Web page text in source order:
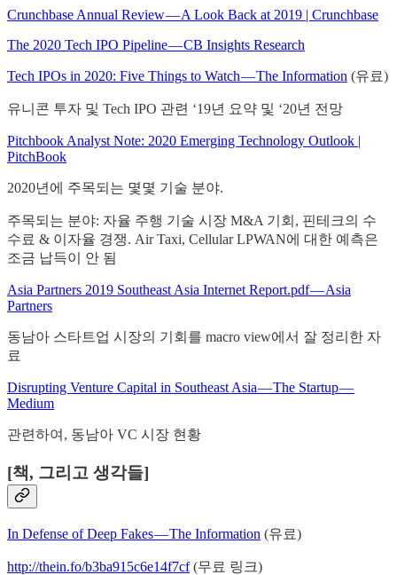
Crunchbase Annual Review — A Look Back at 2019 | Crunchbase
The 2020 Tech IPO Pipeline — CB Insights Research
Tech IPOs in 2020: Five Things to Watch — The Information (유료)
유니콘 투자 및 Tech IPO 관련 ‘19년 요약 및 ‘20년 전망
Pitchbook Analyst Note: 2020 Emerging Technology Outlook |
PitchBook
2020년에 주목되는 몇몇 기술 분야.
주목되는 분야: 자율 주행 기술 시장 M&A 기회, 핀테크의 수
수료 & 이자율 경쟁. Air Taxi, Cellular LPWAN에 대한 예측은
조금 납득이 안 됨
Asia Partners 2019 Southeast Asia Internet Report.pdf — Asia
Partners
동남아 스타트업 시장의 기회를 macro view에서 잘 정리한 자
료
Disrupting Venture Capital in Southeast Asia — The Startup —
Medium
관련하여, 동남아 VC 시장 현황
[책, 그리고 생각들]
In Defense of Deep Fakes — The Information (유료)
http://thein.fo/b3ba915c6e14f7cf(무료 링크)